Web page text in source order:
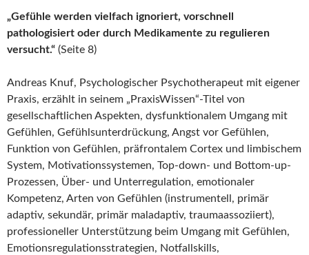
„Gefühle werden vielfach ignoriert, vorschnell
pathologisiert oder durch Medikamente zu regulieren
versucht.“ (Seite 8)
Andreas Knuf, Psychologischer Psychotherapeut mit eigener
Praxis, erzählt in seinem „PraxisWissen“-Titel von
gesellschaftlichen Aspekten, dysfunktionalem Umgang mit
Gefühlen, Gefühlsunterdrückung, Angst vor Gefühlen,
Funktion von Gefühlen, präfrontalem Cortex und limbischem
System, Motivationssystemen, Top-down- und Bottom-up-
Prozessen, Über- und Unterregulation, emotionaler
Kompetenz, Arten von Gefühlen (instrumentell, primär
adaptiv, sekundär, primär maladaptiv, traumaassoziiert),
professioneller Unterstützung beim Umgang mit Gefühlen,
Emotionsregulationsstrategien, Notfallskills,